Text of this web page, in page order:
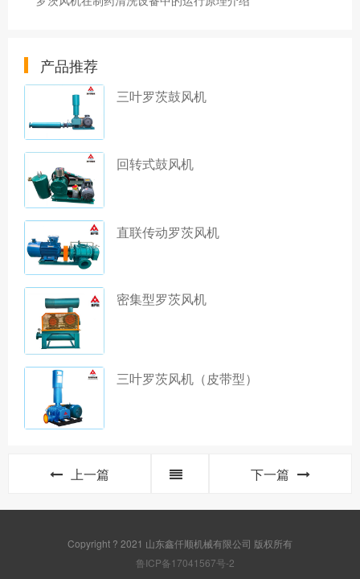
产品推荐
三叶罗茨鼓风机
回转式鼓风机
直联传动罗茨风机
密集型罗茨风机
三叶罗茨风机（皮带型）
上一篇 下一篇
Copyright ? 2021 山东鑫仟顺机械有限公司 版权所有
鲁ICP备17041567号-2